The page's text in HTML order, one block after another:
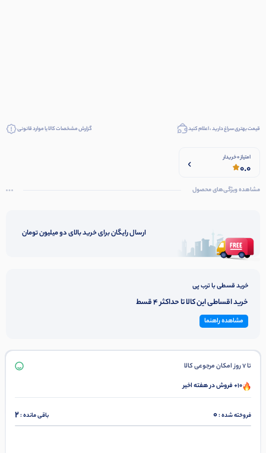
قیمت بهتری سراغ دارید ، اعلام کنید گزارش مشخصات کالا یا موارد قانونی
امتیاز 0 خریدار
0.0
مشاهده ویژگی‌های محصول
ارسال رایگان برای خرید بالای دو میلیون تومان
خرید قسطی با ترب پی
خرید اقساطی این کالا تا حداکثر 4 قسط
مشاهده راهنما
تا 7 روز امکان مرجوعی کالا
10+ فروش در هفته اخیر
فروخته شده :0 باقی مانده :2